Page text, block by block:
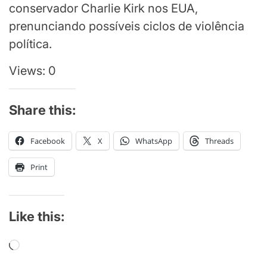
conservador Charlie Kirk nos EUA,
prenunciando possíveis ciclos de violência
política.
Views: 0
Share this:
Facebook X WhatsApp Threads
Print
Like this:
Loading…